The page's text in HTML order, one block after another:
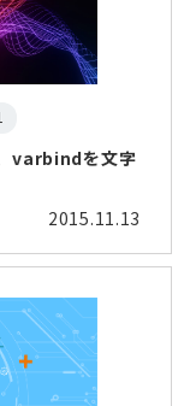
varbindを文字
2015.11.13